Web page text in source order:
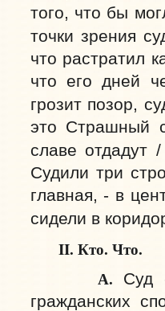
того, что бы
точки зрения
что растратил
что его дней
грозит позор,
это Страшный
славе
Судили три
главная, - в
сидели в
II. Кто. Что.
А.
Суд
гражданских